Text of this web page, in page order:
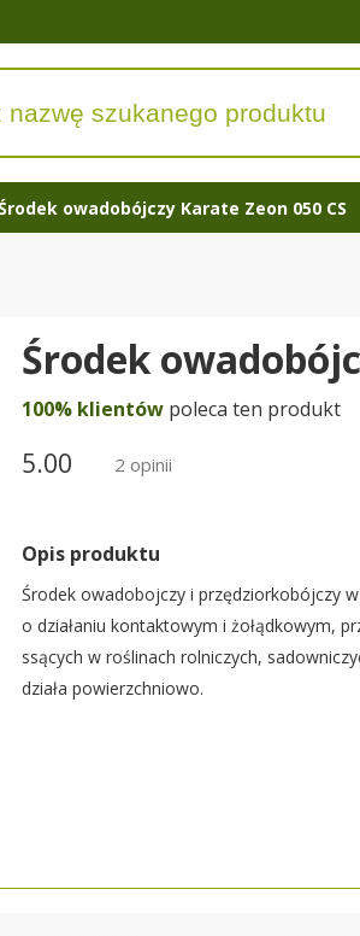
owadobójczy Karate Zeon 050 CS
Środek
100% klientówpoleca ten produkt
5.00 2 opinii
Opis produktu
Środek owadobojczy i przędziorkobójczy
o działaniu kontaktowym i żołądkowym,
ssących w roślinach rolniczych,
działa powierzchniowo.